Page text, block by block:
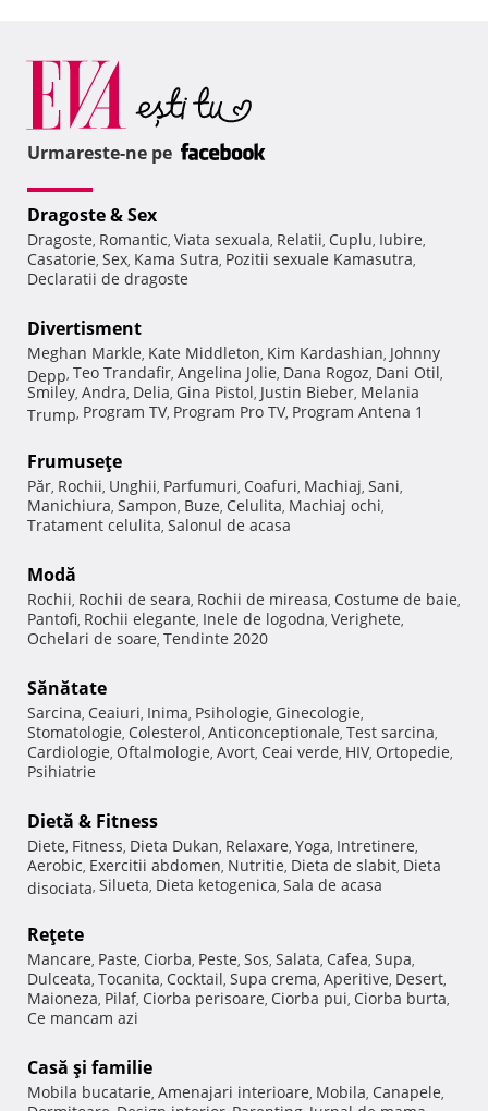
Urmareste-ne pe
Dragoste & Sex
Dragoste, Romantic, Viata sexuala, Relatii, Cuplu, Iubire,
Casatorie, Sex, Kama Sutra, Pozitii sexuale Kamasutra,
Declaratii de dragoste
Divertisment
Meghan Markle, Kate Middleton, Kim Kardashian, Johnny
Depp, Teo Trandafir, Angelina Jolie, Dana Rogoz, Dani Otil,
Smiley, Andra, Delia, Gina Pistol, Justin Bieber, Melania
Trump, Program TV, Program Pro TV, Program Antena 1
Frumuseţe
Păr, Rochii, Unghii, Parfumuri, Coafuri, Machiaj, Sani,
Manichiura, Sampon, Buze, Celulita, Machiaj ochi,
Tratament celulita, Salonul de acasa
Modă
Rochii, Rochii de seara, Rochii de mireasa, Costume de baie,
Pantofi, Rochii elegante, Inele de logodna, Verighete,
Ochelari de soare, Tendinte 2020
Sănătate
Sarcina, Ceaiuri, Inima, Psihologie, Ginecologie,
Stomatologie, Colesterol, Anticonceptionale, Test sarcina,
Cardiologie, Oftalmologie, Avort, Ceai verde, HIV, Ortopedie,
Psihiatrie
Dietă & Fitness
Diete, Fitness, Dieta Dukan, Relaxare, Yoga, Intretinere,
Aerobic, Exercitii abdomen, Nutritie, Dieta de slabit, Dieta
disociata, Silueta, Dieta ketogenica, Sala de acasa
Reţete
Mancare, Paste, Ciorba, Peste, Sos, Salata, Cafea, Supa,
Dulceata, Tocanita, Cocktail, Supa crema, Aperitive, Desert,
Maioneza, Pilaf, Ciorba perisoare, Ciorba pui, Ciorba burta,
Ce mancam azi
Casă şi familie
Mobila bucatarie, Amenajari interioare, Mobila, Canapele,